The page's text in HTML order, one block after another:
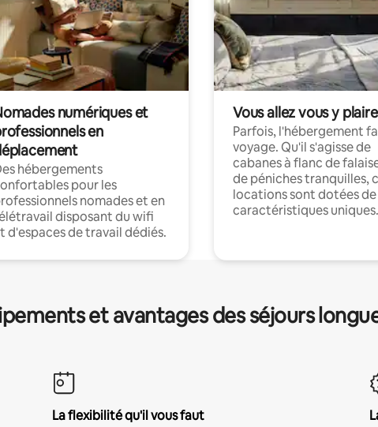
numériques et
en
hébergements
pour les
nomades et en
disposant du wifi
d'espaces de travail dédiés.
Vous allez vous y plaire
Parfois, l'hébergement
voyage. Qu'il s'agisse de
cabanes à flanc de
de péniches tranquilles,
locations sont dotées de
caractéristiques uniques.
et avantages des séjours
La flexibilité qu'il vous faut